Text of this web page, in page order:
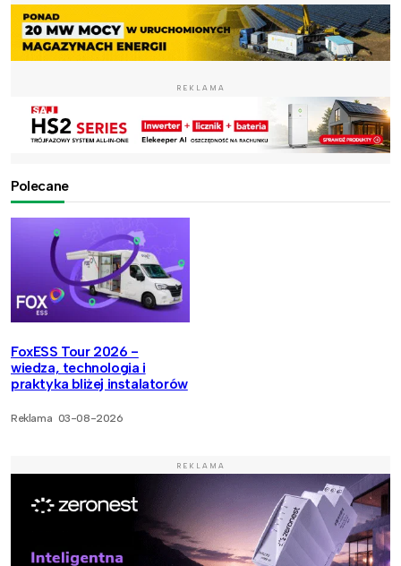
REKLAMA
Polecane
FoxESS Tour 2026 -
wiedza, technologia i
praktyka bliżej instalatorów
Reklama 03-08-2026
REKLAMA